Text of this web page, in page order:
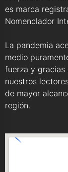
es marca
Nomenclador
La pandemia
medio
fuerza y gracias
nuestros
de mayor
región.